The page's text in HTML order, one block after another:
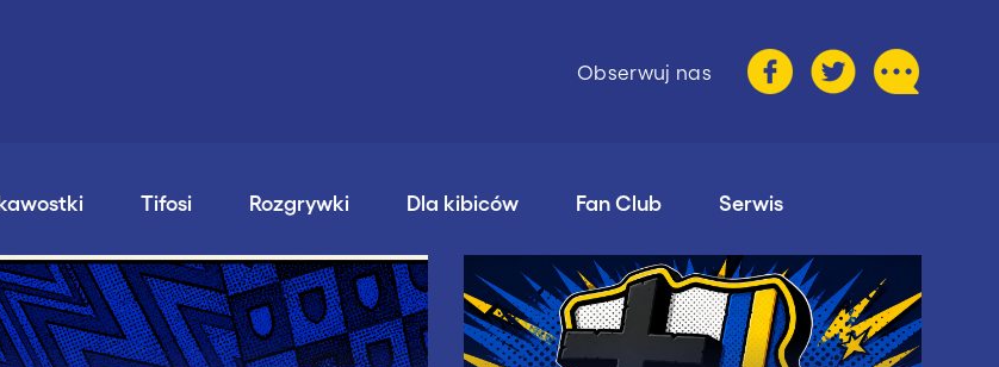
Obserwuj nas
Tifosi Rozgrywki Dla kibiców Fan Club Serwis